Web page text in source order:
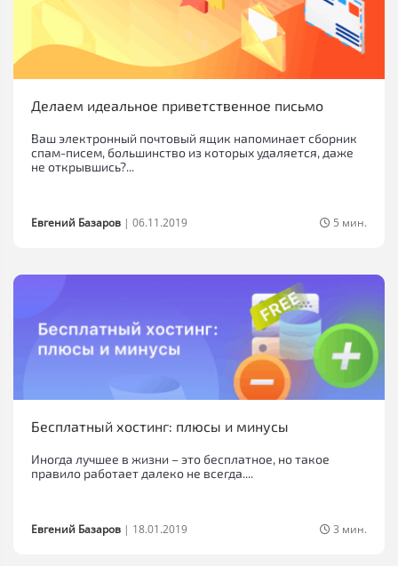
Делаем идеальное приветственное письмо
Ваш электронный почтовый ящик напоминает сборник
спам-писем, большинство из которых удаляется, даже
не открывшись?...
Евгений Базаров | 06.11.2019 5 мин.
Бесплатный хостинг: плюсы и минусы
Иногда лучшее в жизни – это бесплатное, но такое
правило работает далеко не всегда....
Евгений Базаров | 18.01.2019 3 мин.